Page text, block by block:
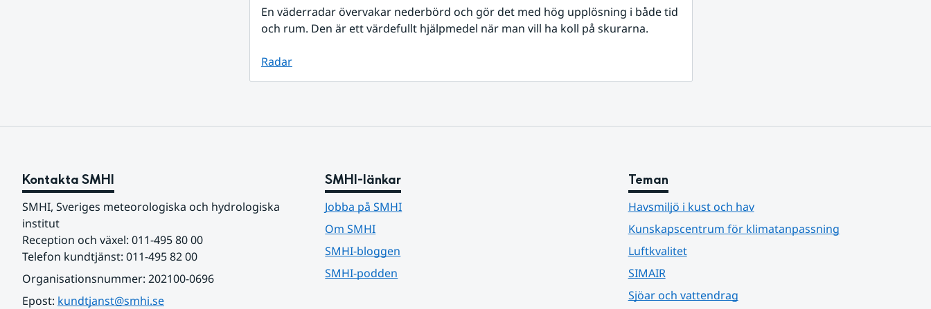
En väderradar övervakar nederbörd och gör det med hög upplösning i både tid
och rum. Den är ett värdefullt hjälpmedel när man vill ha koll på skurarna.
Radar
Kontakta SMHI
SMHI, Sveriges meteorologiska och hydrologiska
institut
Reception och växel: 011-495 80 00
Telefon kundtjänst: 011-495 82 00
Organisationsnummer: 202100-0696
Epost: kundtjanst@smhi.se
SMHI-länkar
Jobba på SMHI
Om SMHI
SMHI-bloggen
SMHI-podden
Teman
Havsmiljö i kust och hav
Kunskapscentrum för klimatanpassning
Luftkvalitet
SIMAIR
Sjöar och vattendrag